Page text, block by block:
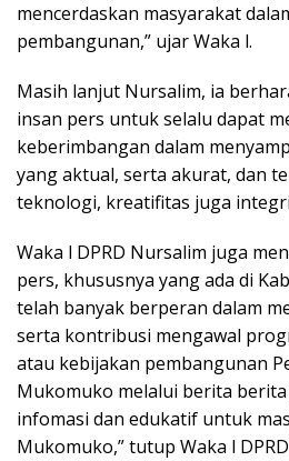
mencerdaskan masyarakat
pembangunan,” ujar Waka l.
Masih lanjut Nursalim, ia
insan pers untuk selalu dapat
keberimbangan dalam
yang aktual, serta akurat, dan
teknologi, kreatifitas juga
Waka l DPRD Nursalim juga
pers, khususnya yang ada di
telah banyak berperan dalam
serta kontribusi mengawal
atau kebijakan pembangunan
Mukomuko melalui berita
infomasi dan edukatif untuk
Mukomuko,” tutup Waka l